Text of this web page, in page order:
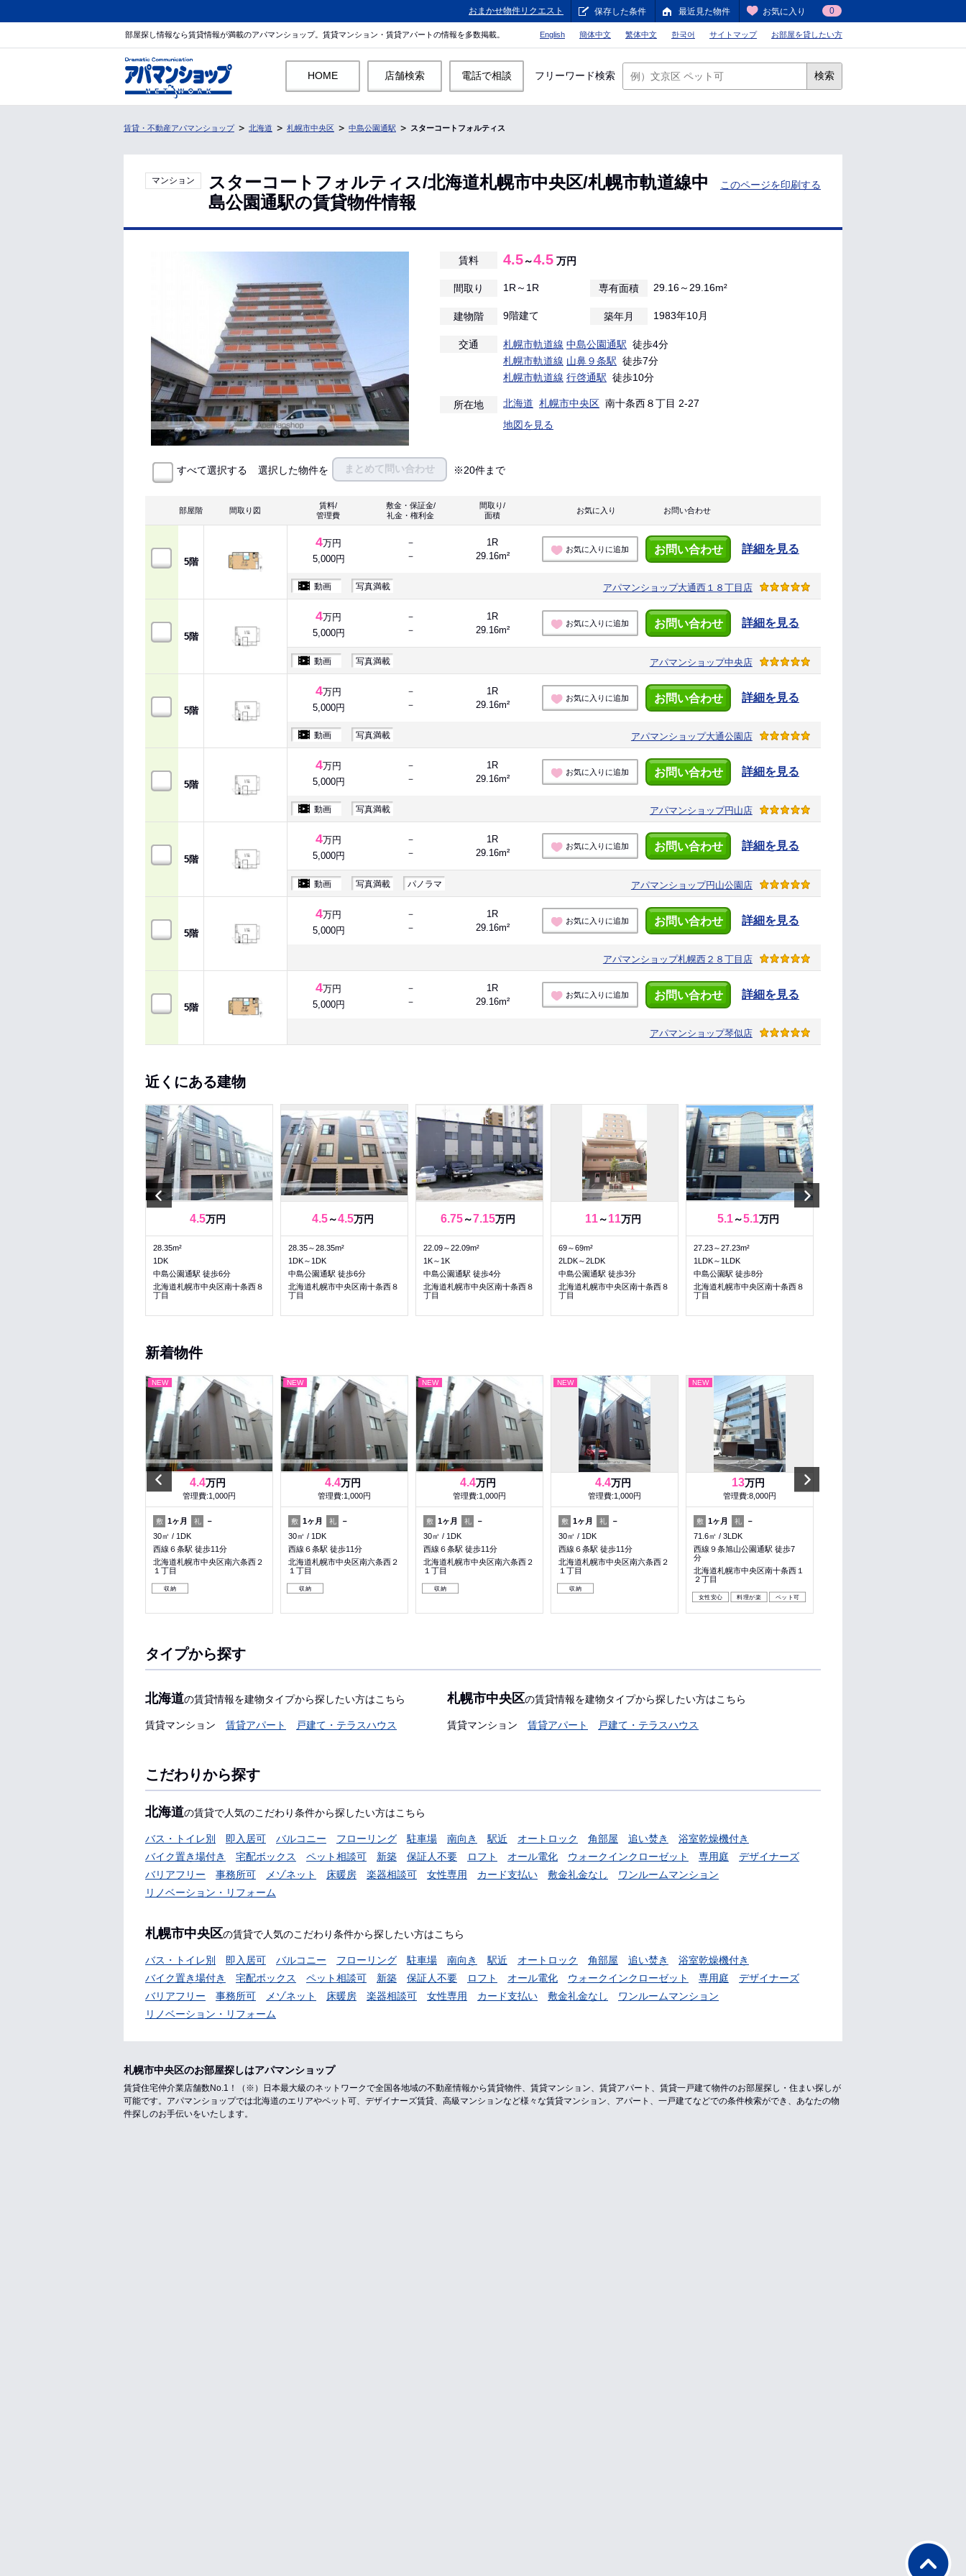
おまかせ物件リクエスト 保存した条件 最近見た物件 お気に入り 0
部屋探し情報なら賃貸情報が満載のアパマンショップ。賃貸マンション・賃貸アパートの情報を多数掲載。 English 簡体中文 繁体中文 한국어 サイトマップ お部屋を貸したい方
HOME 店舗検索 電話で相談 フリーワード検索 検索
賃貸・不動産アパマンショップ 北海道 札幌市中央区 中島公園通駅 スターコートフォルティス
マンション
スターコートフォルティス/北海道札幌市中央区/札幌市軌道線中
島公園通駅の賃貸物件情報
このページを印刷する
賃料 4.5～4.5 万円
間取り 1R～1R 専有面積 29.16～29.16m²
建物階 9階建て 築年月 1983年10月
交通 札幌市軌道線 中島公園通駅 徒歩4分
札幌市軌道線 山鼻９条駅 徒歩7分
札幌市軌道線 行啓通駅 徒歩10分
所在地 北海道 札幌市中央区 南十条西８丁目 2-27
地図を見る
すべて選択する 選択した物件を まとめて問い合わせ ※20件まで
部屋階 間取り図
賃料/
管理費
敷金・保証金/
礼金・権利金
間取り/
面積
お気に入り お問い合わせ
5階
4万円
5,000円
－
－
1R
29.16m²
お気に入りに追加 お問い合わせ 詳細を見る
動画 写真満載 アパマンショップ大通西１８丁目店
5階
4万円
5,000円
－
－
1R
29.16m²
お気に入りに追加 お問い合わせ 詳細を見る
動画 写真満載 アパマンショップ中央店
5階
4万円
5,000円
－
－
1R
29.16m²
お気に入りに追加 お問い合わせ 詳細を見る
動画 写真満載 アパマンショップ大通公園店
5階
4万円
5,000円
－
－
1R
29.16m²
お気に入りに追加 お問い合わせ 詳細を見る
動画 写真満載 アパマンショップ円山店
5階
4万円
5,000円
－
－
1R
29.16m²
お気に入りに追加 お問い合わせ 詳細を見る
動画 写真満載 パノラマ アパマンショップ円山公園店
5階
4万円
5,000円
－
－
1R
29.16m²
お気に入りに追加 お問い合わせ 詳細を見る
アパマンショップ札幌西２８丁目店
5階
4万円
5,000円
－
－
1R
29.16m²
お気に入りに追加 お問い合わせ 詳細を見る
アパマンショップ琴似店
近くにある建物
Previous
4.5万円
28.35m²
1DK
中島公園通駅 徒歩6分
北海道札幌市中央区南十条西８
丁目
4.5～4.5万円
28.35～28.35m²
1DK～1DK
中島公園通駅 徒歩6分
北海道札幌市中央区南十条西８
丁目
6.75～7.15万円
22.09～22.09m²
1K～1K
中島公園通駅 徒歩4分
北海道札幌市中央区南十条西８
丁目
11～11万円
69～69m²
2LDK～2LDK
中島公園通駅 徒歩3分
北海道札幌市中央区南十条西８
丁目
5.1～5.1万円
27.23～27.23m²
1LDK～1LDK
中島公園駅 徒歩8分
北海道札幌市中央区南十条西８
丁目
新着物件
Previous
NEW
4.4万円
管理費:1,000円
敷 1ヶ月 礼
－
30㎡
1DK
西線６条駅 徒歩11分
北海道札幌市中央区南六条西２
１丁目
収納
NEW
4.4万円
管理費:1,000円
敷 1ヶ月 礼
－
30㎡
1DK
西線６条駅 徒歩11分
北海道札幌市中央区南六条西２
１丁目
収納
NEW
4.4万円
管理費:1,000円
敷 1ヶ月 礼
－
30㎡
1DK
西線６条駅 徒歩11分
北海道札幌市中央区南六条西２
１丁目
収納
NEW
4.4万円
管理費:1,000円
敷 1ヶ月 礼
－
30㎡
1DK
西線６条駅 徒歩11分
北海道札幌市中央区南六条西２
１丁目
収納
NEW
13万円
管理費:8,000円
敷 1ヶ月 礼
－
71.6㎡
3LDK
西線９条旭山公園通駅 徒歩7
分
北海道札幌市中央区南十条西１
２丁目
女性安心 料理が楽 ペット可
タイプから探す
北海道の賃貸情報を建物タイプから探したい方はこちら
賃貸マンション 賃貸アパート 戸建て・テラスハウス
札幌市中央区の賃貸情報を建物タイプから探したい方はこちら
賃貸マンション 賃貸アパート 戸建て・テラスハウス
こだわりから探す
北海道の賃貸で人気のこだわり条件から探したい方はこちら
バス・トイレ別 即入居可 バルコニー フローリング 駐車場 南向き 駅近 オートロック 角部屋 追い焚き
浴室乾燥機付き
バイク置き場付き
宅配ボックス ペット相談可 新築 保証人不要 ロフト オール電化 ウォークインクローゼット 専用庭
デザイナーズ
バリアフリー
事務所可 メゾネット 床暖房 楽器相談可 女性専用 カード支払い 敷金礼金なし
ワンルームマンション
リノベーション・リフォーム
札幌市中央区の賃貸で人気のこだわり条件から探したい方はこちら
バス・トイレ別 即入居可 バルコニー フローリング 駐車場 南向き 駅近 オートロック 角部屋 追い焚き
浴室乾燥機付き
バイク置き場付き
宅配ボックス ペット相談可 新築 保証人不要 ロフト オール電化 ウォークインクローゼット 専用庭
デザイナーズ
バリアフリー
事務所可 メゾネット 床暖房 楽器相談可 女性専用 カード支払い 敷金礼金なし
ワンルームマンション
リノベーション・リフォーム
札幌市中央区のお部屋探しはアパマンショップ
賃貸住宅仲介業店舗数No.1！（※）日本最大級のネットワークで全国各地域の不動産情報から賃貸物件、賃貸マンション、賃貸アパート、賃貸一戸建て物件のお部屋探し・住まい探しが
可能です。アパマンショップでは北海道のエリアやペット可、デザイナーズ賃貸、高級マンションなど様々な賃貸マンション、アパート、一戸建てなどでの条件検索ができ、あなたの物
件探しのお手伝いをいたします。